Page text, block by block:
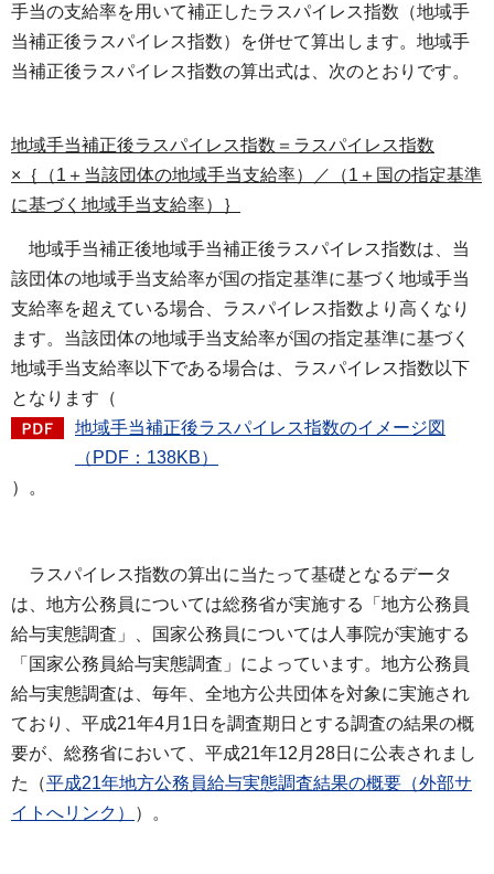
手当の支給率を用いて補正したラスパイレス指数（地域手
当補正後ラスパイレス指数）を併せて算出します。地域手
当補正後ラスパイレス指数の算出式は、次のとおりです。
地域手当補正後ラスパイレス指数＝ラスパイレス指数
×｛（1＋当該団体の地域手当支給率）／（1＋国の指定基準
に基づく地域手当支給率）｝
地域手当補正後地域手当補正後ラスパイレス指数は、当
該団体の地域手当支給率が国の指定基準に基づく地域手当
支給率を超えている場合、ラスパイレス指数より高くなり
ます。当該団体の地域手当支給率が国の指定基準に基づく
地域手当支給率以下である場合は、ラスパイレス指数以下
となります（
地域手当補正後ラスパイレス指数のイメージ図
（PDF：138KB）
）。
ラスパイ レス指数の算出に当たって基礎となるデータ
は、地方公務員については総務省が実施する「地方公務員
給与実態調査」、国家公務員については人事院が実施する
「国家公務員給与実態調査」によっています。地方公務員
給与実態調査は、毎年、全地方公共団体を対象に実施され
ており、平成21年4月1日を調査期日とする調査の結果の概
要が、総務省において、平成21年12月28日に公表されまし
た（平成21年地方公務員給与実態調査結果の概要（外部サ
イトへリンク）
）。